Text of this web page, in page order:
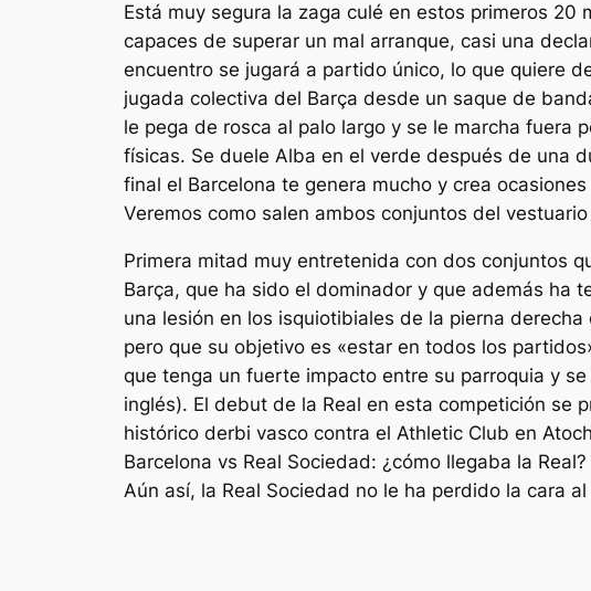
Está muy segura la zaga culé en estos primeros
capaces de superar un mal arranque, casi una
encuentro se jugará a partido único, lo que quiere
jugada colectiva del Barça desde un saque de
le pega de rosca al palo largo y se le marcha fuera
físicas. Se duele Alba en el verde después de una
final el Barcelona te genera mucho y crea
Veremos como salen ambos conjuntos del
Primera mitad muy entretenida con dos conjuntos
Barça, que ha sido el dominador y que además ha
una lesión en los isquiotibiales de la pierna
pero que su objetivo es «estar en todos los
que tenga un fuerte impacto entre su parroquia y
inglés). El debut de la Real en esta competición se
histórico derbi vasco contra el Athletic Club en
Barcelona vs Real Sociedad: ¿cómo llegaba la
Aún así, la Real Sociedad no le ha perdido la cara